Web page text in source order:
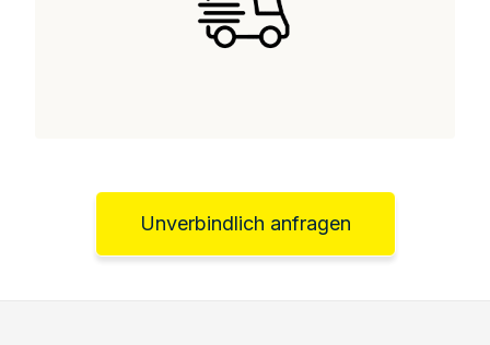
Unverbindlich anfragen